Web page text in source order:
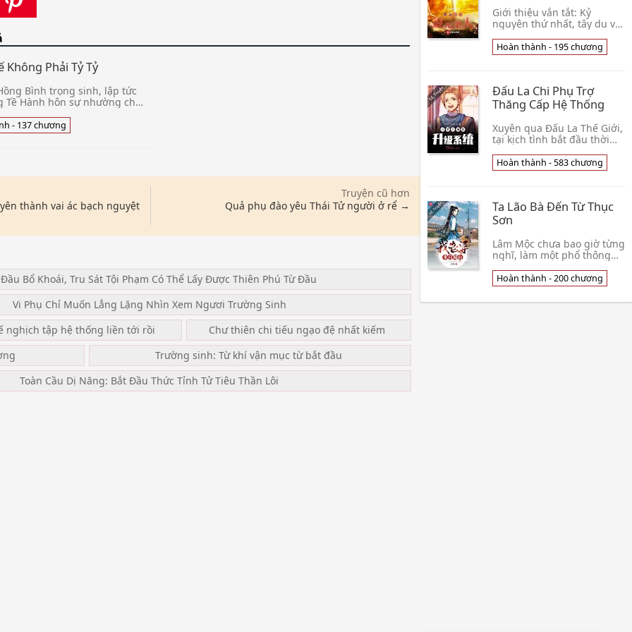
Không Phải Tỷ Tỷ
Bình trọng sinh, lập tức
Tề Hành hôn sự nhường cho
Hành, không mấy ngày
- 137 chương
thành vai ác bạch nguyệt
Truyện cũ hơn
Quả phụ đào yêu Thái Tử người ở rể →
Bổ Khoái, Tru Sát Tội Phạm Có Thể Lấy Được Thiên Phú Từ Đầu
Vi Phụ Chỉ Muốn Lẳng Lặng Nhìn Xem Ngươi Trường Sinh
nghịch tập hệ thống liền tới rồi
Chư thiên chi tiếu ngạo đệ nhất kiếm
Trường sinh: Từ khí vận mục từ bắt đầu
Toàn Cầu Dị Năng: Bắt Đầu Thức Tỉnh Tử Tiêu Thần Lôi
Giới thiệu vắn tắt: Kỷ
nguyên thứ nhất, tây du về
sinh, đạo cao một thước,
ma cao một trượng. Kỷ
Hoàn thành - 195 chương
Đấu La Chi Phụ Trợ
Thăng Cấp Hệ Thống
Xuyên qua Đấu La Thế Giới,
tại kịch tình bắt đầu thời
phụ trợ thăng cấp hệ
thống. Chỉ cần làm có thể
Hoàn thành - 583 chương
Ta Lão Bà Đến Từ Thục
Sơn
Lâm Mộc chưa bao giờ từng
nghĩ, làm một phổ thông
thế mà lại thích một cái so
hắn lớn hơn 2,500 tuổi,
cũng tự xưng 👦 Quang
Hoàn thành - 200 chương